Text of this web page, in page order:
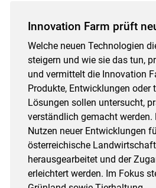
Innovation Farm prüft
Welche neuen Technologien
steigern und wie sie das tun,
und vermittelt die Innovation
Produkte, Entwicklungen oder
Lösungen sollen untersucht,
verständlich gemacht werden.
Nutzen neuer Entwicklungen
österreichische
herausgearbeitet und der
erleichtert werden. Im Fokus